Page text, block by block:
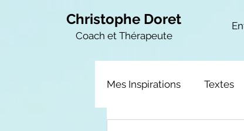
Christophe Doret
Coach et Thérapeute
Mes Inspirations Textes